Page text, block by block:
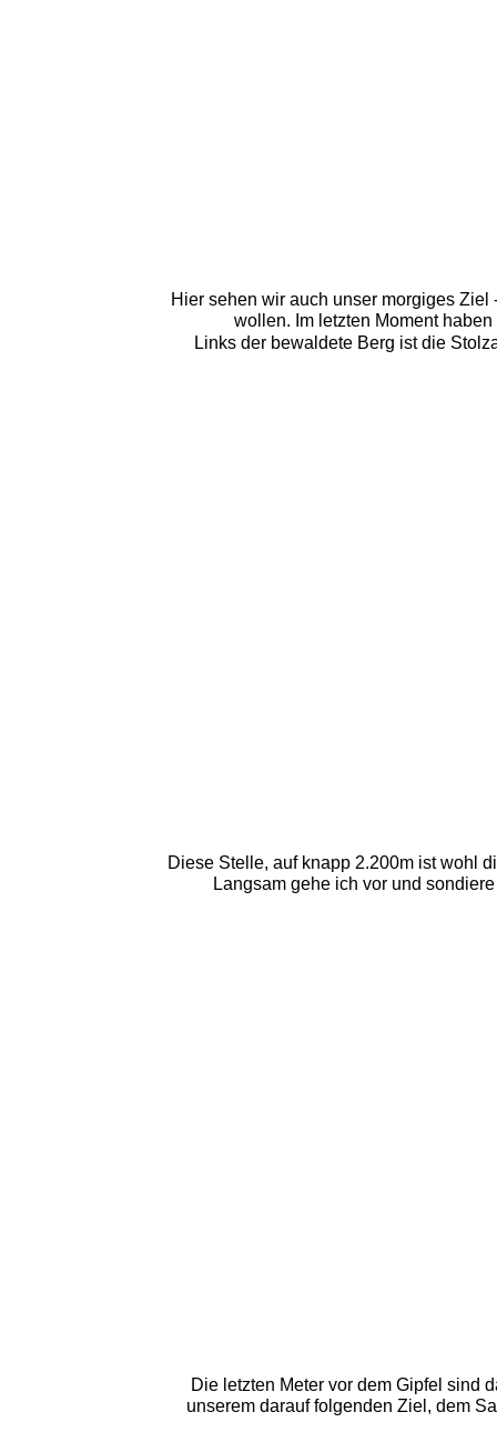
Hier sehen wir auch unser morgiges
wollen. Im letzten Moment
Links der bewaldete Berg ist die
Diese Stelle, auf knapp 2.200m ist wohl
Langsam gehe ich vor und
Die letzten Meter vor dem Gipfel sind
unserem darauf folgenden Ziel, dem